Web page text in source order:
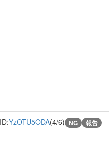
ID:YzOTU5ODA(4/6) NG 報告